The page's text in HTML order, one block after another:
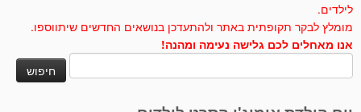
לילדים.
מומלץ לבקר תקופתית באתר ולהתעדכן בנושאים החדשים שיתווספו.
אנו מאחלים לכם גלישה נעימה ומהנה!